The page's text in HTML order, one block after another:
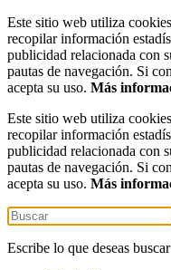
Este sitio web utiliza
recopilar información
publicidad relacionada con
pautas de navegación. Si
acepta su uso. Más
Este sitio web utiliza
recopilar información
publicidad relacionada con
pautas de navegación. Si
acepta su uso. Más
Escribe lo que deseas buscar